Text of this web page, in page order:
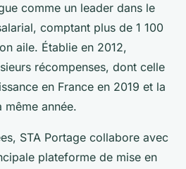
comme un leader dans le
comptant plus de 1 100
aile. Établie en 2012,
récompenses, dont celle
en France en 2019 et la
même année.
STA Portage collabore avec
plateforme de mise en